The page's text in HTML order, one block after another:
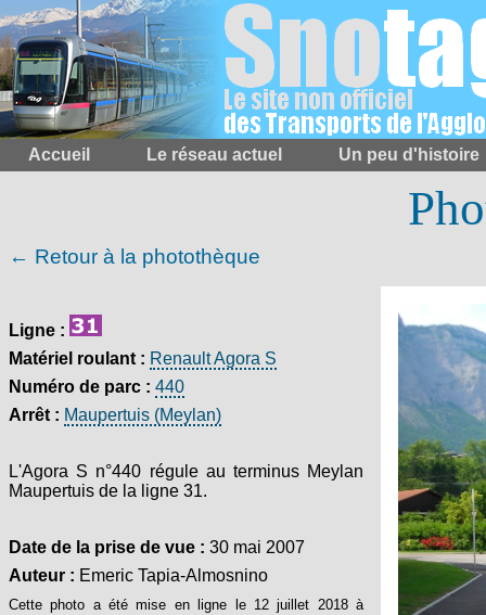
Accueil Le réseau actuel Un peu d'histoire
← Retour à la photothèque
Ligne :
Matériel roulant : Renault Agora S
Numéro de parc : 440
Arrêt : Maupertuis (Meylan)
L'Agora S n°440 régule au terminus Meylan
Maupertuis de la ligne 31.
Date de la prise de vue : 30 mai 2007
Auteur : Emeric Tapia-Almosnino
Cette photo a été mise en ligne le 12 juillet 2018 à